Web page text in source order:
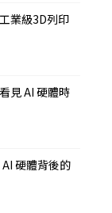
業級3D列印
見 AI 硬體時
硬體背後的